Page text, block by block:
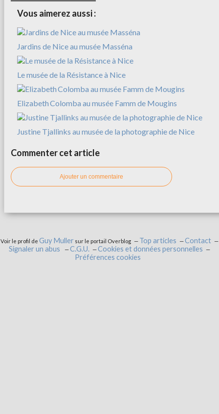
Vous aimerez aussi :
Jardins de Nice au musée Masséna
Le musée de la Résistance à Nice
Elizabeth Colomba au musée Famm de Mougins
Justine Tjallinks au musée de la photographie de Nice
Commenter cet article
Ajouter un commentaire
Voir le profil de Guy Muller sur le portail Overblog Top articles
Contact
Signaler un abus
C.G.U.
Cookies et données personnelles
Préférences cookies